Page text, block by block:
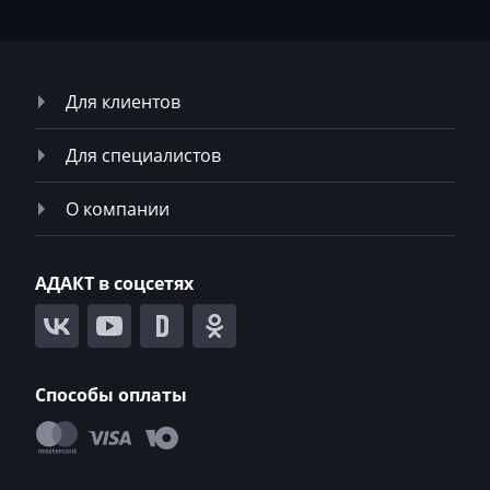
Mecalac
Mercedes-Benz
Mercury
Merlo
MG
Minelli
Mini
Mitsubishi
Для клиентов
Для специалистов
О компании
АДАКТ в соцсетях
Способы оплаты